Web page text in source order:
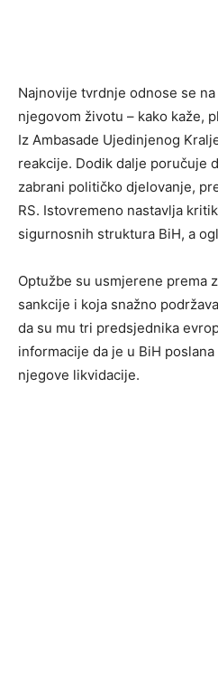
Najnovije tvrdnje odnose se
njegovom životu – kako kaže,
Iz Ambasade Ujedinjenog
reakcije. Dodik dalje poručuje
zabrani političko djelovanje,
RS. Istovremeno nastavlja
sigurnosnih struktura BiH, a
Optužbe su usmjerene prema
sankcije i koja snažno
da su mu tri predsjednika
informacije da je u BiH
njegove likvidacije.